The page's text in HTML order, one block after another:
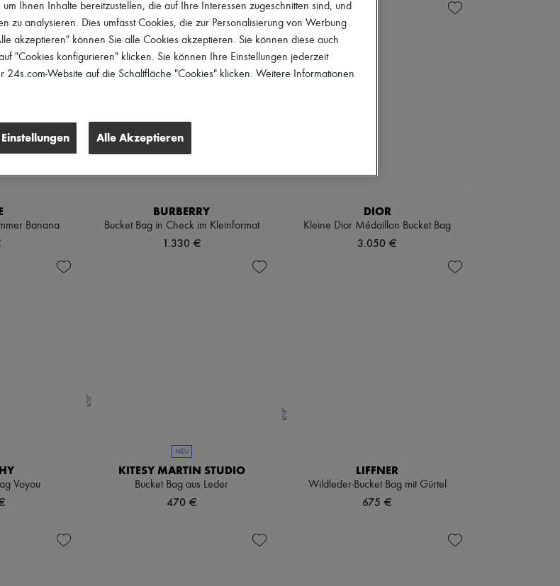
Banana
BURBERRY
Bucket Bag in Check im Kleinformat
1.330 €
DIOR
Kleine Dior Médaillon Bucket Bag
3.050 €
Voyou
NEU
KITESY MARTIN STUDIO
Bucket Bag aus Leder
470 €
LIFFNER
Wildleder-Bucket Bag mit Gürtel
675 €
Ihnen Inhalte bereitzustellen, die auf Ihre Interessen zugeschnitten sind, und
zu analysieren. Dies umfasst Cookies, die zur Personalisierung von Werbung
akzeptieren" können Sie alle Cookies akzeptieren. Sie können diese auch
"Cookies konfigurieren" klicken. Sie können Ihre Einstellungen jederzeit
24s.com-Website auf die Schaltfläche "Cookies" klicken. Weitere Informationen
Alle Akzeptieren